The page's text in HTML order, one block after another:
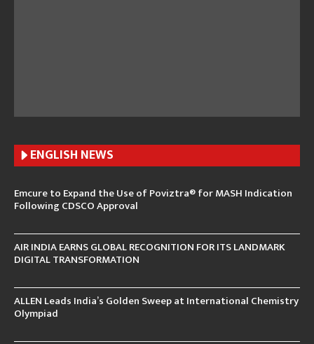
ENGLISH NEWS
Emcure to Expand the Use of Poviztra® for MASH Indication
Following CDSCO Approval
AIR INDIA EARNS GLOBAL RECOGNITION FOR ITS LANDMARK
DIGITAL TRANSFORMATION
ALLEN Leads India’s Golden Sweep at International Chemistry
Olympiad